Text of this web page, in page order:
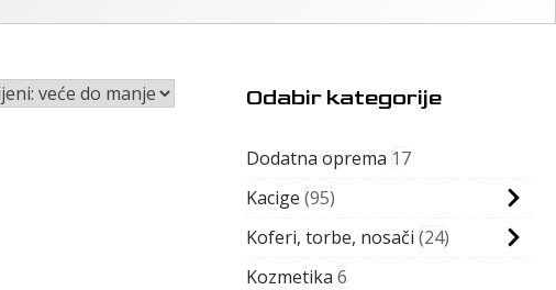
Odabir kategorije
Dodatna oprema 17
Kacige 95
Koferi, torbe, nosači 24
Kozmetika 6